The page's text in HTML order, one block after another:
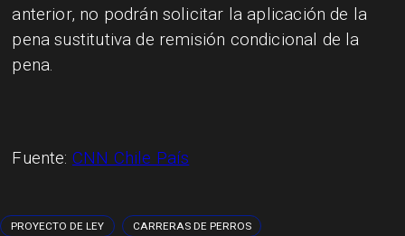
anterior, no podrán solicitar la aplicación de la
pena sustitutiva de remisión condicional de la
pena.
Fuente: CNN Chile País
PROYECTO DE LEY CARRERAS DE PERROS